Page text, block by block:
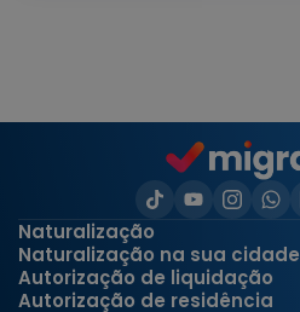
Naturalização
Naturalização na sua cidade
Autorização de liquidação
Autorização de residência